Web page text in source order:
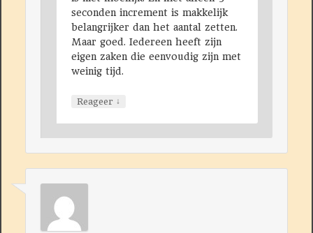
seconden increment is makkelijk
belangrijker dan het aantal zetten.
Maar goed. Iedereen heeft zijn
eigen zaken die eenvoudig zijn met
weinig tijd.
Reageer ↓